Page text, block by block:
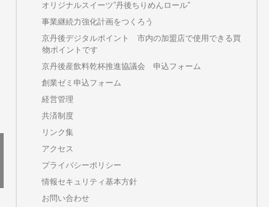
オリジナルスイーツ”丹後ちりめんロール”
事業継続力強化計画をつくろう
京丹後デジタルポイント 市内の加盟店で使用できる買
物ポイントです
京丹後産飲料乾杯推進協議会 申込フォーム
創業ゼミ申込フォーム
経営管理
共済制度
リンク集
アクセス
プライバシーポリシー
情報セキュリティ基本方針
お問い合わせ